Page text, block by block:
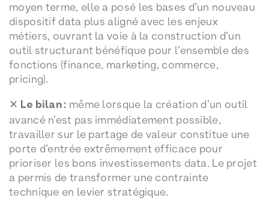
moyen terme, elle a posé les bases d’un nouveau
dispositif data plus aligné avec les enjeux
métiers, ouvrant la voie à la construction d’un
outil structurant bénéfique pour l’ensemble des
fonctions (finance, marketing, commerce,
pricing).
✕ Le bilan : même lorsque la création d’un outil
avancé n’est pas immédiatement possible,
travailler sur le partage de valeur constitue une
porte d’entrée extrêmement efficace pour
prioriser les bons investissements data. Le projet
a permis de transformer une contrainte
technique en levier stratégique.